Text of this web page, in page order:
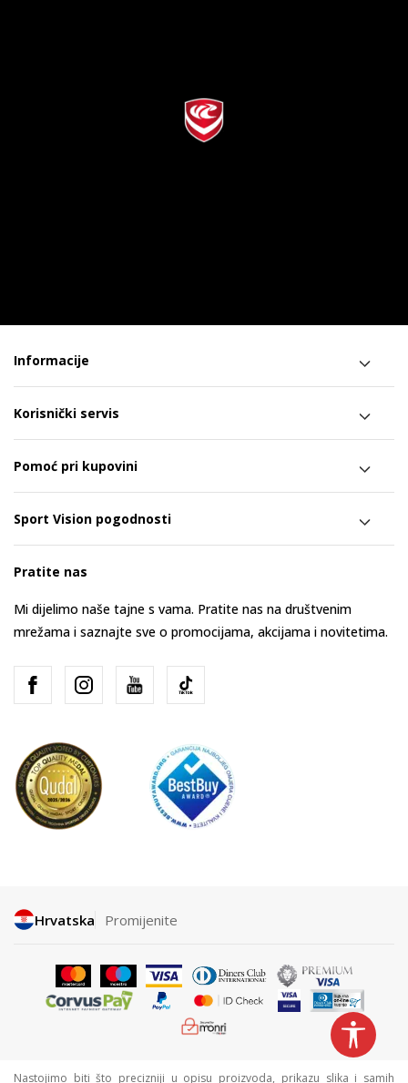
Informacije
Korisnički servis
Pomoć pri kupovini
Sport Vision pogodnosti
Pratite nas
Mi dijelimo naše tajne s vama. Pratite nas na društvenim
mrežama i saznajte sve o promocijama, akcijama i novitetima.
Hrvatska Promijenite
Nastojimo biti što precizniji u opisu proizvoda, prikazu slika i samih